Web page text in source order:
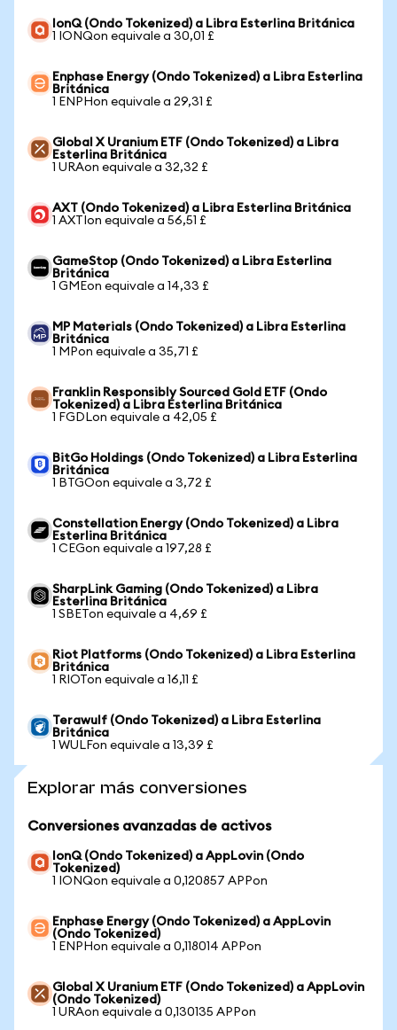
IonQ (Ondo Tokenized) a Libra Esterlina Británica
1 IONQon equivale a 30,01 £
Enphase Energy (Ondo Tokenized) a Libra Esterlina
Británica
1 ENPHon equivale a 29,31 £
Global X Uranium ETF (Ondo Tokenized) a Libra
Esterlina Británica
1 URAon equivale a 32,32 £
AXT (Ondo Tokenized) a Libra Esterlina Británica
1 AXTIon equivale a 56,51 £
GameStop (Ondo Tokenized) a Libra Esterlina
Británica
1 GMEon equivale a 14,33 £
MP Materials (Ondo Tokenized) a Libra Esterlina
Británica
1 MPon equivale a 35,71 £
Franklin Responsibly Sourced Gold ETF (Ondo
Tokenized) a Libra Esterlina Británica
1 FGDLon equivale a 42,05 £
BitGo Holdings (Ondo Tokenized) a Libra Esterlina
Británica
1 BTGOon equivale a 3,72 £
Constellation Energy (Ondo Tokenized) a Libra
Esterlina Británica
1 CEGon equivale a 197,28 £
SharpLink Gaming (Ondo Tokenized) a Libra
Esterlina Británica
1 SBETon equivale a 4,69 £
Riot Platforms (Ondo Tokenized) a Libra Esterlina
Británica
1 RIOTon equivale a 16,11 £
Terawulf (Ondo Tokenized) a Libra Esterlina
Británica
1 WULFon equivale a 13,39 £
Explorar más conversiones
Conversiones avanzadas de activos
IonQ (Ondo Tokenized) a AppLovin (Ondo
Tokenized)
1 IONQon equivale a 0,120857 APPon
Enphase Energy (Ondo Tokenized) a AppLovin
(Ondo Tokenized)
1 ENPHon equivale a 0,118014 APPon
Global X Uranium ETF (Ondo Tokenized) a AppLovin
(Ondo Tokenized)
1 URAon equivale a 0,130135 APPon